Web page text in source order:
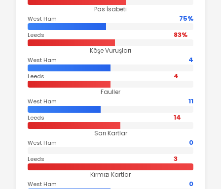
Pas İsabeti
West Ham 75%
Leeds 83%
Köşe Vuruşları
West Ham 4
Leeds 4
Fauller
West Ham 11
Leeds 14
Sarı Kartlar
West Ham 0
Leeds 3
Kırmızı Kartlar
West Ham 0